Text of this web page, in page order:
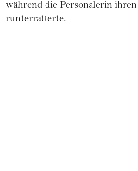
während die Personalerin
runterratterte.